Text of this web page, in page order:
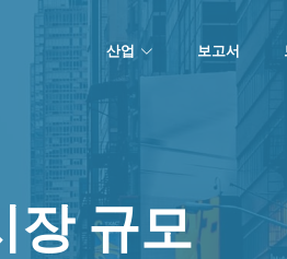
산업 보고서
장 규모